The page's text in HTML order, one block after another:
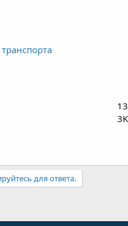
13
3K
для ответа.